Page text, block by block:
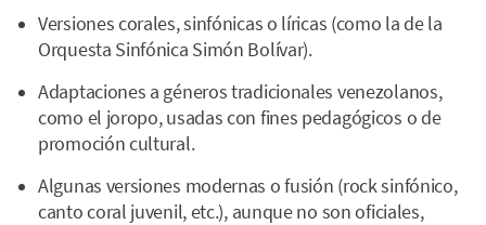
Versiones corales, sinfónicas o líricas (como la de la
Orquesta Sinfónica Simón Bolívar).
Adaptaciones a géneros tradicionales venezolanos,
como el joropo, usadas con fines pedagógicos o de
promoción cultural.
Algunas versiones modernas o fusión (rock sinfónico,
canto coral juvenil, etc.), aunque no son oficiales,